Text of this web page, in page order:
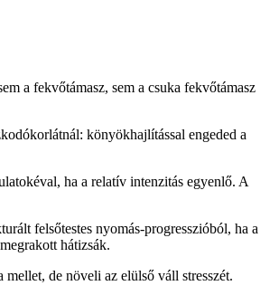
a fekvőtámasz, sem a csuka fekvőtámasz
könyökhajlítással engeded a
ha a relatív intenzitás egyenlő. A
felsőtestes nyomás-progresszióból, ha a
hátizsák.
de növeli az elülső váll stresszét.